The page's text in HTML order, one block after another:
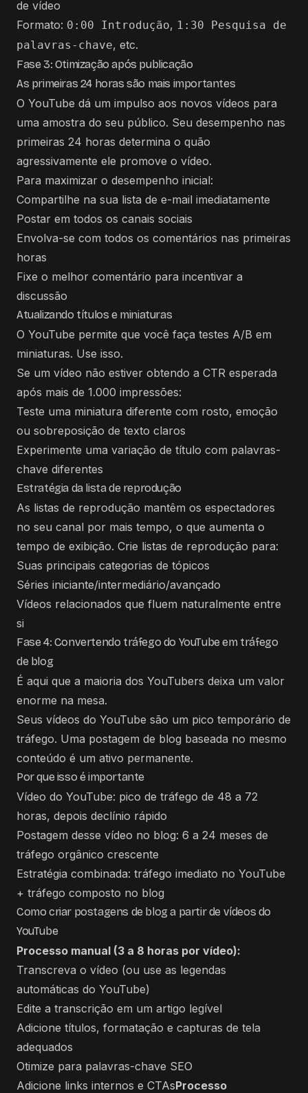
de vídeo
Formato: 0:00 Introdução, 1:30 Pesquisa de
palavras-chave, etc.
Fase 3: Otimização após publicação
As primeiras 24 horas são mais importantes
O YouTube dá um impulso aos novos vídeos para
uma amostra do seu público. Seu desempenho nas
primeiras 24 horas determina o quão
agressivamente ele promove o vídeo.
Para maximizar o desempenho inicial:
Compartilhe na sua lista de e-mail imediatamente
Postar em todos os canais sociais
Envolva-se com todos os comentários nas primeiras
horas
Fixe o melhor comentário para incentivar a
discussão
Atualizando títulos e miniaturas
O YouTube permite que você faça testes A/B em
miniaturas. Use isso.
Se um vídeo não estiver obtendo a CTR esperada
após mais de 1.000 impressões:
Teste uma miniatura diferente com rosto, emoção
ou sobreposição de texto claros
Experimente uma variação de título com palavras-
chave diferentes
Estratégia da lista de reprodução
As listas de reprodução mantêm os espectadores
no seu canal por mais tempo, o que aumenta o
tempo de exibição. Crie listas de reprodução para:
Suas principais categorias de tópicos
Séries iniciante/intermediário/avançado
Vídeos relacionados que fluem naturalmente entre
si
Fase 4: Convertendo tráfego do YouTube em tráfego
de blog
É aqui que a maioria dos YouTubers deixa um valor
enorme na mesa.
Seus vídeos do YouTube são um pico temporário de
tráfego. Uma postagem de blog baseada no mesmo
conteúdo é um ativo permanente.
Por que isso é importante
Vídeo do YouTube: pico de tráfego de 48 a 72
horas, depois declínio rápido
Postagem desse vídeo no blog: 6 a 24 meses de
tráfego orgânico crescente
Estratégia combinada: tráfego imediato no YouTube
+ tráfego composto no blog
Como criar postagens de blog a partir de vídeos do
YouTube
Processo manual (3 a 8 horas por vídeo):
Transcreva o vídeo (ou use as legendas
automáticas do YouTube)
Edite a transcrição em um artigo legível
Adicione títulos, formatação e capturas de tela
adequados
Otimize para palavras-chave SEO
Adicione links internos e CTAsProcesso